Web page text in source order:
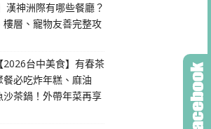
漢神洲際有哪些餐廳？
層、寵物友善完整攻
台中美食】有春茶
必吃炸年糕、麻油
茶鍋！外帶年菜再享